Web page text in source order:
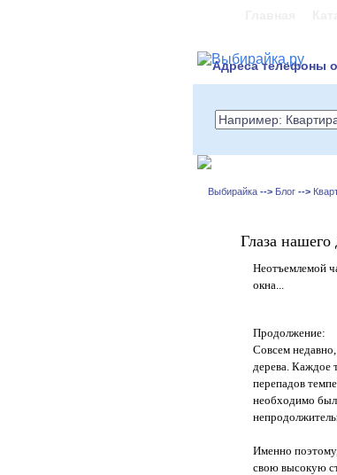
Адреса телефоны
Выбирайка --> Блог -->
Глаза нашего
Неотъемлемой
окна...
Продолжение:
Совсем
дерева. Каждое
перепадов
необходимо
Именно
свою высокую